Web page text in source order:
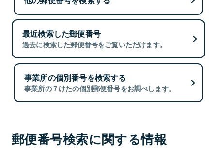
最近検索した郵便番号
過去に検索した郵便番号をご覧いただけます。
事業所の個別番号を検索する
事業所の７けたの個別郵便番号をお調べします。
郵便番号検索に関する情報